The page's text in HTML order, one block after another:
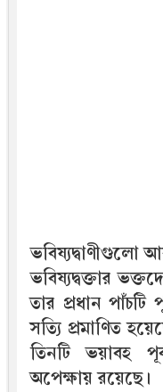
ভবিষ্যদ্বক্তার
তার প্রধান পাঁচটি
সত্যি প্রমাণিত
তিনটি ভয়াবহ
অপেক্ষায় রয়েছে।